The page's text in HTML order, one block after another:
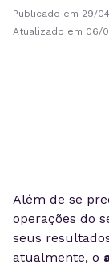
Publicado em 29/
Atualizado em 06/
Além de se
operações do
seus
atualmente, o